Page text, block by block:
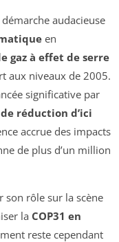
audacieuse
en
gaz à effet de serre
aux niveaux de 2005.
significative par
réduction d’ici
accrue des impacts
de plus d’un million
son rôle sur la scène
la COP31 en
reste cependant